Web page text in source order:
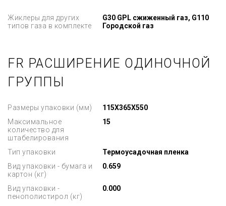
Жиклеры для других
типов газа в комплекте
G30 GPL сжиженный газ, G110
Городской газ
FR РАСШИРЕНИЕ ОДИНОЧНОЙ
ГРУППЫ
Размеры упаковки (мм)
115X365X550
Максимальное
количество для
штабелирования
15
Тип упаковки
Термоусадочная пленка
Вид упаковки - бумага и
картон (кг)
0.659
Вид упаковки -
пенополистирол (кг)
0.000